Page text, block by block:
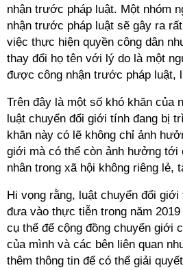
nhận trước pháp luật. Một nhóm
nhận trước pháp luật sẽ gây ra
việc thực hiện quyền công dân
thay đổi họ tên với lý do là một
được công nhận trước pháp luật,
Trên đây là một số khó khăn của
luật chuyển đổi giới tính đang bị
khăn này có lẽ không chỉ ảnh
giới mà có thể còn ảnh hưởng tới
nhân trong xã hội không riêng lẻ,
Hi vọng rằng, luật chuyển đổi
đưa vào thực tiễn trong năm
cụ thể để cộng đồng chuyển giới
của mình và các bên liên quan
thêm thông tin để có thể giải